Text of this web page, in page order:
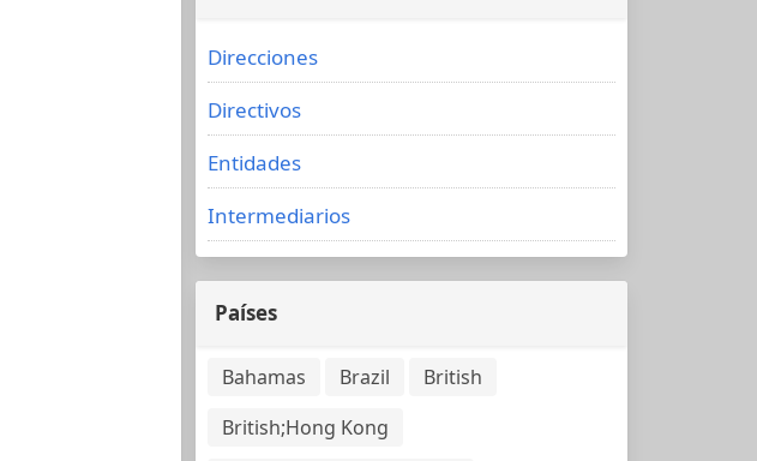
Direcciones
Directivos
Entidades
Intermediarios
Países
Bahamas Brazil
British
British;Hong Kong